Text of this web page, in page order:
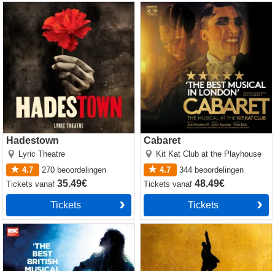
Hadestown
Lyric Theatre
4.7
270 beoordelingen
Ticketsvanaf35.49€
Tickets
Hadestown
Cabaret
Kit Kat Club at the Playhouse
4.7
344 beoordelingen
Ticketsvanaf48.49€
Tickets
Cabaret
Matilda The Musical Hamilton